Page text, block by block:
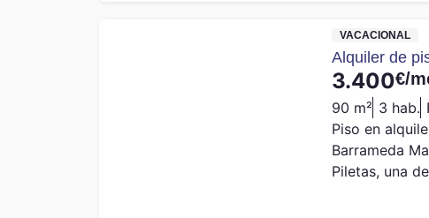
VACACIONAL
Alquiler de
3.400€/
90 m² 3 hab.
Piso en
Barrameda
Piletas, una